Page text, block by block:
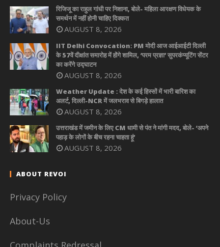
रिजिजू का राहुल गांधी पर निशाना, बोले- महिला आरक्षण विधेयक के
समर्थन में नहीं होनी चाहिए दिक्कत
AUGUST 8, 2026
IIT Delhi Convocation: PM मोदी आज आईआईटी दिल्ली
के 57वें दीक्षांत समारोह में होंगे शामिल, ‘परम प्रज्ञा’ सुपरकंप्यूटिंग सेंटर
का करेंगे उद्घाटन
AUGUST 8, 2026
Weather Update : देश के कई हिस्सों में भारी बारिश का
अलर्ट, दिल्ली-NCR में जलभराव से बिगड़े हालात
AUGUST 8, 2026
उत्तराखंड में जमीन के लिए CM धामी से पंत ने मांगी मदद, बोले- ‘अपने
पहाड़ के लोगों के बीच रहना चाहता हूं’
AUGUST 8, 2026
ABOUT REVOI
Privacy Policy
About-Us